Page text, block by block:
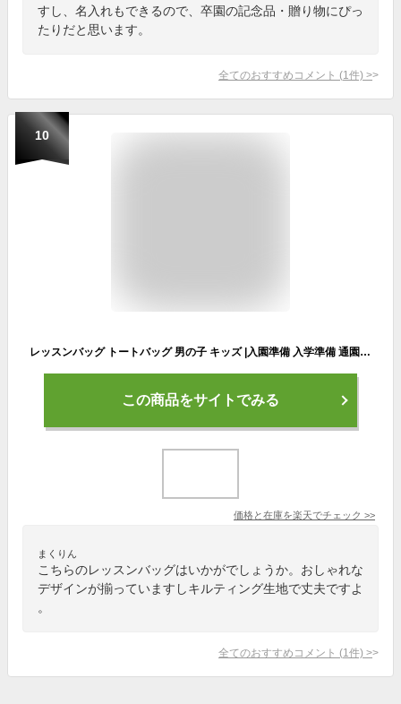
すし、名入れもできるので、卒園の記念品・贈り物にぴっ
たりだと思います。
全てのおすすめコメント (1 件) >
10
レッスンバッグ トートバッグ 男の子 キッズ |入園準備 入学準備 通園 通学 お受験 キルティング 手提げバッグ お稽古バッグ サブバッグ 子供 ピアノ レッスンバック おけいこバッグ 小学生 入学 入園グッズ 肩掛け 可愛い 幼稚園 入園
この商品をサイトでみる
価格と在庫を楽天でチェック >>
まくりん
こちらのレッスンバッグはいかがでしょうか。おしゃれな
デザインが揃っていますしキルティング生地で丈夫ですよ
。
全てのおすすめコメント (1 件) >